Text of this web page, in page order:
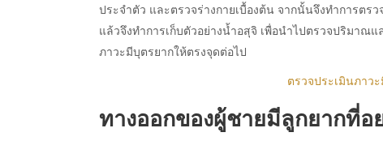
ประจำตัว และตรวจร่างกายเบื้องต้น จากนั้นจึงทำการต
แล้วจึงทำการเก็บตัวอย่างน้ำอสุจิ เพื่อนำไปตรวจปริมาณ
ภาวะมีบุตรยากให้ตรงจุดต่อไป
ตรวจประเมินภาว
ทางออกของผู้ชายมีลูกยากที่อ